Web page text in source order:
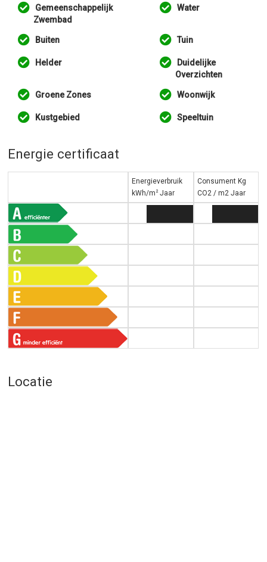
Gemeenschappelijk
Zwembad
Water
Buiten Tuin
Helder
Duidelijke
Overzichten
Groene Zones Woonwijk
Kustgebied Speeltuin
Energie certificaat
Energieverbruik
kWh/m 2Jaar
Consument Kg
CO2 / m2 Jaar
Locatie